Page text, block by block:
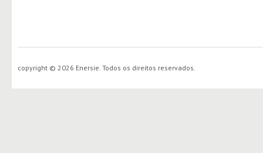
copyright © 2026 Enersie. Todos os direitos reservados.